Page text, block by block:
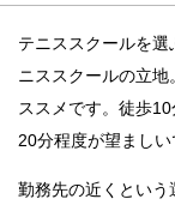
テニススクールを
ニススクールの立
ススメです。徒歩
20分程度が望ましい
勤務先の近くとい